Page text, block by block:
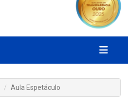
Aula Espetáculo